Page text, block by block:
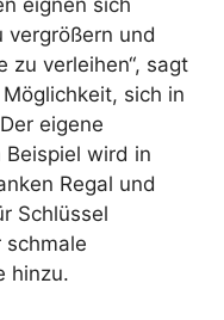
eignen sich
vergrößern und
zu verleihen“, sagt
sich in
eigene
Beispiel wird in
Regal und
Schlüssel
schmale
hinzu.